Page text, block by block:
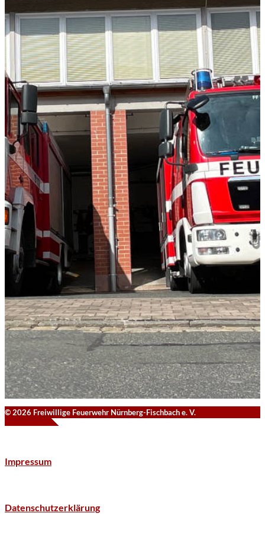
© 2026 Freiwillige Feuerwehr Nürnberg-Fischbach e. V.
Impressum
Datenschutzerklärung